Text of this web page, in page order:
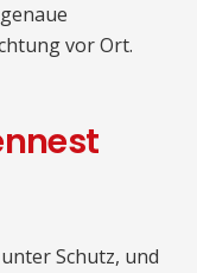
vor Ort.
Schutz, und